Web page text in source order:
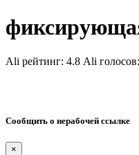
Ali рейтинг: 4.8 Ali голосов:
Сообщить о нерабочей ссылке
×